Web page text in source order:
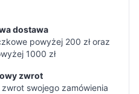
dostawa
powyżej 200 zł oraz
1000 zł
zwrot
swojego zamówienia